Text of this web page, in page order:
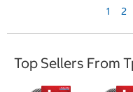
1 2
Top Sellers From